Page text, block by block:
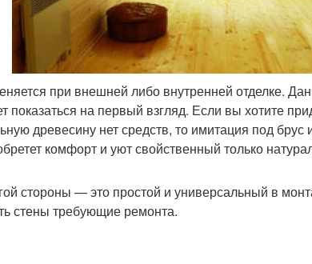
при внешней либо внутренней отделке.
показаться на первый взгляд. Если вы хотите
древесину нет средств, то имитация под
комфорт и уют свойственный только
стороны — это простой и универсальный в
стены требующие ремонта.